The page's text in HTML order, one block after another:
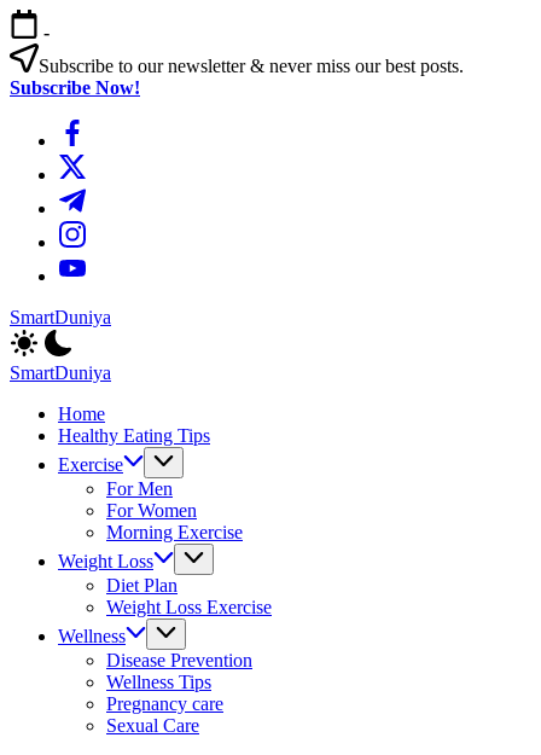
এড়িয়ে
লেখায়
যান
-
Subscribe to our newsletter & never miss our best posts.
Subscribe Now!
https://www.facebook.com/
https://twitter.com/
https://t.me/
https://www.instagram.com/
https://youtube.com/
SmartDuniya
Be
Smart
&
Happy
Life
with
health
SmartDuniya
Smart
Happy
fitness
Home
Healthy Eating Tips
Exercise
For Men
For Women
Morning Exercise
Weight Loss
Diet Plan
Weight Loss Exercise
Wellness
Disease Prevention
Wellness Tips
Pregnancy care
Sexual Care